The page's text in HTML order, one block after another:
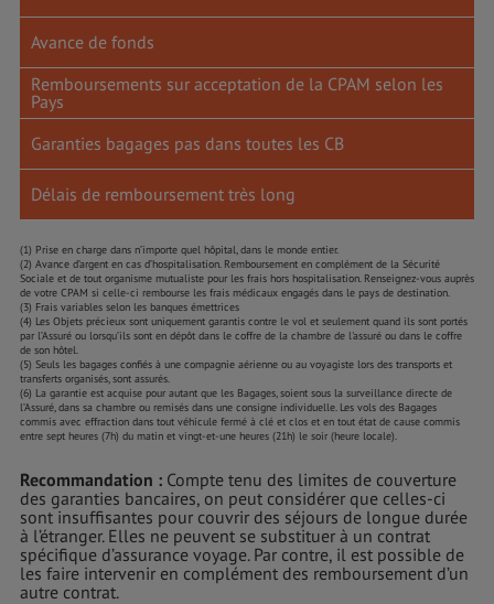
Avance de fonds
Remboursements sur acceptation de la CPAM selon les
Pays
Garanties bagages pas dans toutes les CB
Délais de remboursement très long
(1) Prise en charge dans n’importe quel hôpital, dans le monde entier.
(2) Avance d’argent en cas d’hospitalisation. Remboursement en complément de la Sécurité
Sociale et de tout organisme mutualiste pour les frais hors hospitalisation. Renseignez-vous auprès
de votre CPAM si celle-ci rembourse les frais médicaux engagés dans le pays de destination.
(3) Frais variables selon les banques émettrices
(4) Les Objets précieux sont uniquement garantis contre le vol et seulement quand ils sont portés
par l’Assuré ou lorsqu’ils sont en dépôt dans le coffre de la chambre de l'assuré ou dans le coffre
de son hôtel.
(5) Seuls les bagages confiés à une compagnie aérienne ou au voyagiste lors des transports et
transferts organisés, sont assurés.
(6) La garantie est acquise pour autant que les Bagages, soient sous la surveillance directe de
l’Assuré, dans sa chambre ou remisés dans une consigne individuelle. Les vols des Bagages
commis avec effraction dans tout véhicule fermé à clé et clos et en tout état de cause commis
entre sept heures (7h) du matin et vingt-et-une heures (21h) le soir (heure locale).
Recommandation : Compte tenu des limites de couverture
des garanties bancaires, on peut considérer que celles-ci
sont insuffisantes pour couvrir des séjours de longue durée
à l’étranger. Elles ne peuvent se substituer à un contrat
spécifique d’assurance voyage. Par contre, il est possible de
les faire intervenir en complément des remboursement d’un
autre contrat.